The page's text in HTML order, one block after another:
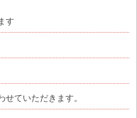
す
ていただきます。